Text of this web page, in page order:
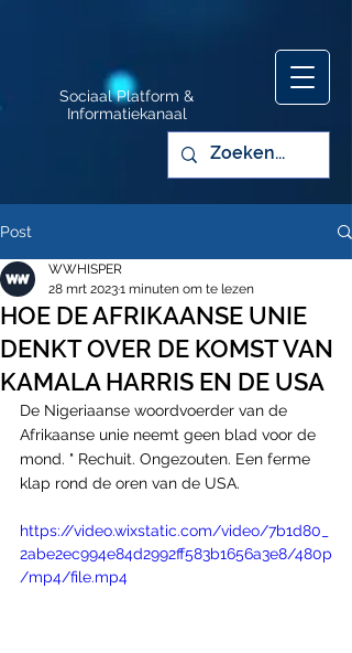
Sociaal Platform &
Informatiekanaal
Post
HOE DE AFRIKAANSE UNIE
DENKT OVER DE KOMST VAN
KAMALA HARRIS EN DE USA
WWHISPER
28 mrt 20231 minuten om te lezen
De Nigeriaanse woordvoerder van de
Afrikaanse unie neemt geen blad voor de
mond. " Rechuit. Ongezouten. Een ferme
klap rond de oren van de USA.
https://video.wixstatic.com/video/7b1d80_
2abe2ec994e84d2992ff583b1656a3e8/480p
/mp4/file.mp4